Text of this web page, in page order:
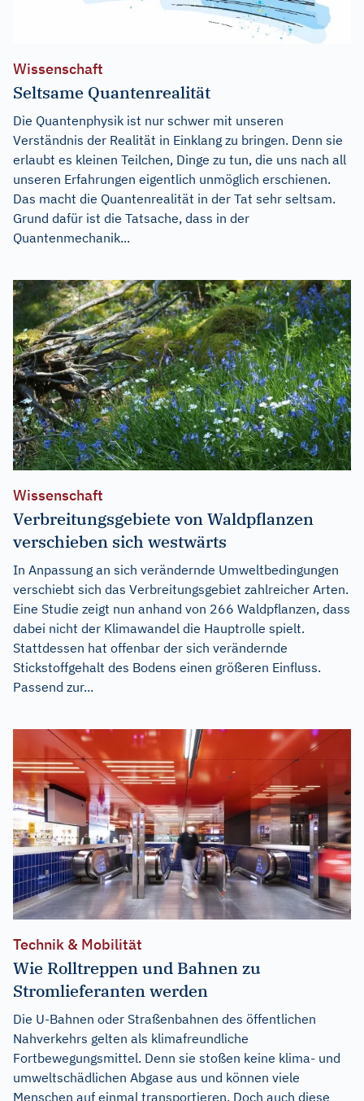
Wissenschaft
Seltsame Quantenrealität
Die Quantenphysik ist nur schwer mit unseren
Verständnis der Realität in Einklang zu bringen. Denn sie
erlaubt es kleinen Teilchen, Dinge zu tun, die uns nach all
unseren Erfahrungen eigentlich unmöglich erschienen.
Das macht die Quantenrealität in der Tat sehr seltsam.
Grund dafür ist die Tatsache, dass in der
Quantenmechanik...
Wissenschaft
Verbreitungsgebiete von Waldpflanzen
verschieben sich westwärts
In Anpassung an sich verändernde Umweltbedingungen
verschiebt sich das Verbreitungsgebiet zahlreicher Arten.
Eine Studie zeigt nun anhand von 266 Waldpflanzen, dass
dabei nicht der Klimawandel die Hauptrolle spielt.
Stattdessen hat offenbar der sich verändernde
Stickstoffgehalt des Bodens einen größeren Einfluss.
Passend zur...
Technik & Mobilität
Wie Rolltreppen und Bahnen zu
Stromlieferanten werden
Die U-Bahnen oder Straßenbahnen des öffentlichen
Nahverkehrs gelten als klimafreundliche
Fortbewegungsmittel. Denn sie stoßen keine klima- und
umweltschädlichen Abgase aus und können viele
Menschen auf einmal transportieren. Doch auch diese